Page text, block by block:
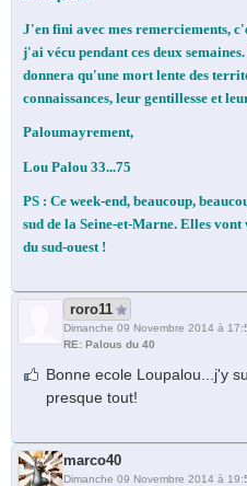
J'en fini avec mes remerciements,
j'ai vécu pendant ces deux
donnera qu'une mort lente des
connaissances, leur gentillesse et
Paloumayrement,
Lou Palou 33...75
PS : Ce week-end, beaucoup,
sud de la Seine-et-Marne. Elles
du sud-ouest !
roro11
Dimanche 09 Novembre 2014 à
RE: Palous du 40
Bonne ecole Loupalou...j'y
presque tout!
marco40
Dimanche 09 Novembre 2014 à